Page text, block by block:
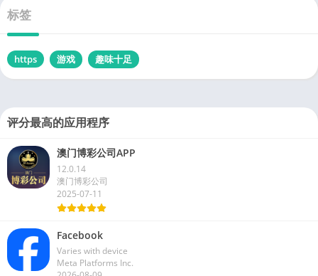
标签
https 游戏 趣味十足
评分最高的应用程序
澳门博彩公司APP
12.0.14
澳门博彩公司
2025-07-11
Facebook
Varies with device
Meta Platforms Inc.